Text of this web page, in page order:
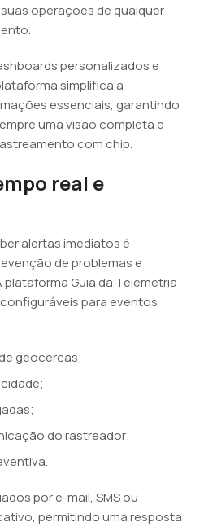
operações de qualquer
personalizados e
simplifica a
essenciais, garantindo
uma visão completa e
com chip.
real e
alertas imediatos é
de problemas e
Guia da Telemetria
para eventos
geocercas;
do rastreador;
por e-mail, SMS ou
permitindo uma resposta